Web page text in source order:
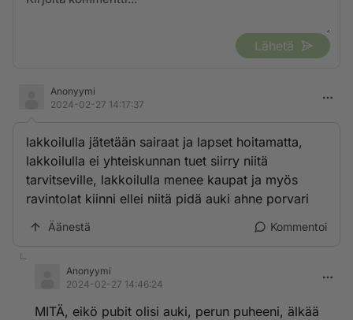
Lähetä
Anonyymi
2024-02-27 14:17:37
lakkoilulla jätetään sairaat ja lapset hoitamatta,
lakkoilulla ei yhteiskunnan tuet siirry niitä
tarvitseville, lakkoilulla menee kaupat ja myös
ravintolat kiinni ellei niitä pidä auki ahne porvari
Äänestä Kommentoi
Anonyymi
2024-02-27 14:46:24
MITÄ, eikö pubit olisi auki, perun puheeni, älkää